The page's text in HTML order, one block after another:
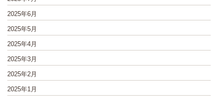
2025年6月
2025年5月
2025年4月
2025年3月
2025年2月
2025年1月